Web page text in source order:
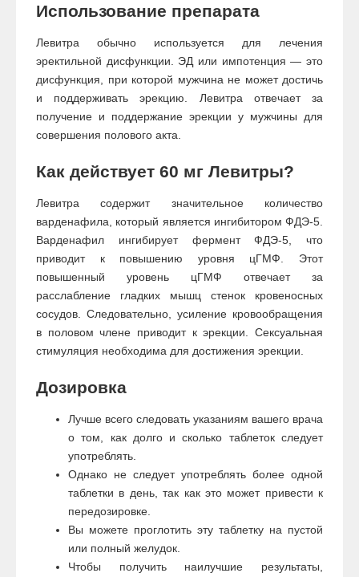
Использование препарата
Левитра обычно используется для лечения
эректильной дисфункции. ЭД или импотенция — это
дисфункция, при которой мужчина не может достичь
и поддерживать эрекцию. Левитра отвечает за
получение и поддержание эрекции у мужчины для
совершения полового акта.
Как действует 60 мг Левитры?
Левитра содержит значительное количество
варденафила, который является ингибитором ФДЭ-5.
Варденафил ингибирует фермент ФДЭ-5, что
приводит к повышению уровня цГМФ. Этот
повышенный уровень цГМФ отвечает за
расслабление гладких мышц стенок кровеносных
сосудов. Следовательно, усиление кровообращения
в половом члене приводит к эрекции. Сексуальная
стимуляция необходима для достижения эрекции.
Дозировка
Лучше всего следовать указаниям вашего врача
о том, как долго и сколько таблеток следует
употреблять.
Однако не следует употреблять более одной
таблетки в день, так как это может привести к
передозировке.
Вы можете проглотить эту таблетку на пустой
или полный желудок.
Чтобы получить наилучшие результаты,